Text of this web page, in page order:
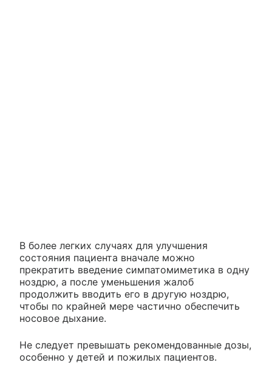
В более легких случаях для улучшения
состояния пациента вначале можно
прекратить введение симпатомиметика в одну
ноздрю, а после уменьшения жалоб
продолжить вводить его в другую ноздрю,
чтобы по крайней мере частично обеспечить
носовое дыхание.
Не следует превышать рекомендованные дозы,
особенно у детей и пожилых пациентов.